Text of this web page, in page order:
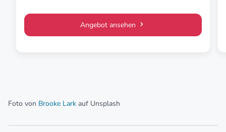
Angebot ansehen
Foto von Brooke Lark auf Unsplash